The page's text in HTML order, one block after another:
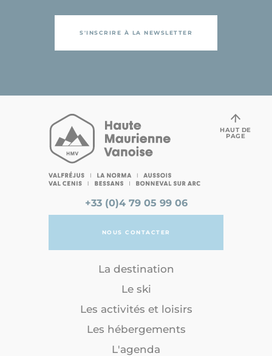
S'INSCRIRE À LA NEWSLETTER
+33 (0)4 79 05 99 06
NOUS CONTACTER
La destination
Le ski
Les activités et loisirs
Les hébergements
L'agenda
HAUT DE
PAGE